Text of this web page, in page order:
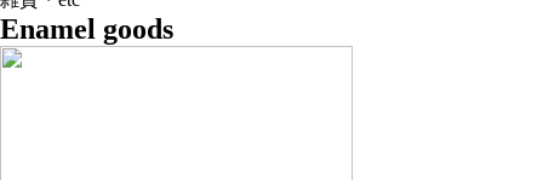
Enamel goods